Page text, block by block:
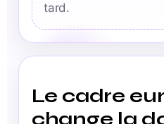
tard.
Le cadre